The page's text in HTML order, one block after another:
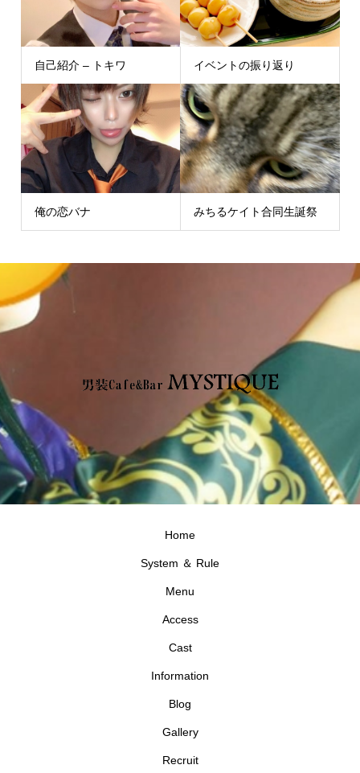
自己紹介 – トキワ イベントの振り返り
俺の恋バナ みちるケイト合同生誕祭
Home
System ＆ Rule
Menu
Access
Cast
Information
Blog
Gallery
Recruit